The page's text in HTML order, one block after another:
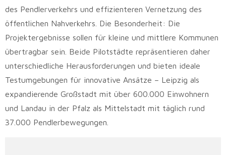
des Pendlerverkehrs und effizienteren Vernetzung des
öffentlichen Nahverkehrs. Die Besonderheit: Die
Projektergebnisse sollen für kleine und mittlere Kommunen
übertragbar sein. Beide Pilotstädte repräsentieren daher
unterschiedliche Herausforderungen und bieten ideale
Testumgebungen für innovative Ansätze – Leipzig als
expandierende Großstadt mit über 600.000 Einwohnern
und Landau in der Pfalz als Mittelstadt mit täglich rund
37.000 Pendlerbewegungen.